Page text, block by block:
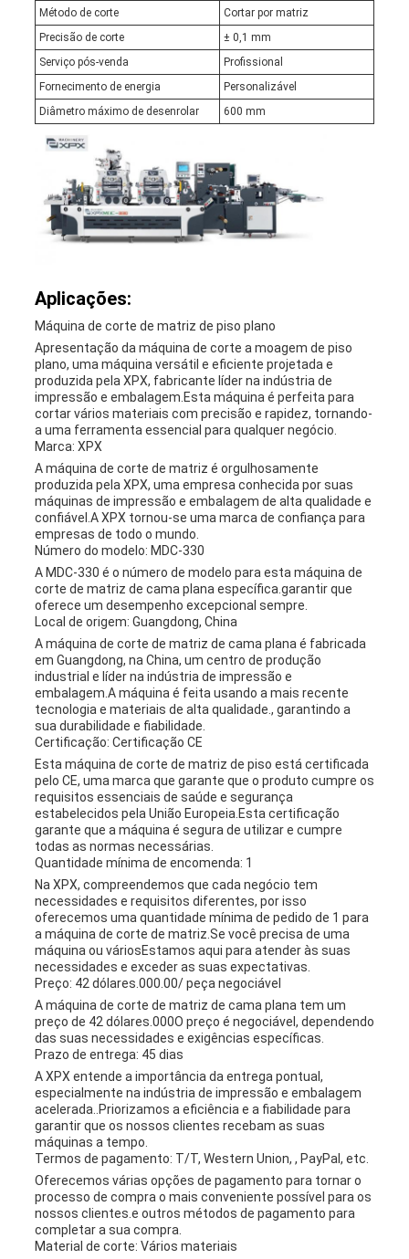
Método de corte
Cortar por matriz
Precisão de corte
± 0,1 mm
Serviço pós-venda
Profissional
Fornecimento de energia
Personalizável
Diâmetro máximo de desenrolar
600 mm
Aplicações:
Máquina de corte de matriz de piso plano
Apresentação da máquina de corte a moagem de piso
plano, uma máquina versátil e eficiente projetada e
produzida pela XPX, fabricante líder na indústria de
impressão e embalagem.Esta máquina é perfeita para
cortar vários materiais com precisão e rapidez, tornando-
a uma ferramenta essencial para qualquer negócio.
Marca: XPX
A máquina de corte de matriz é orgulhosamente
produzida pela XPX, uma empresa conhecida por suas
máquinas de impressão e embalagem de alta qualidade e
confiável.A XPX tornou-se uma marca de confiança para
empresas de todo o mundo.
Número do modelo: MDC-330
A MDC-330 é o número de modelo para esta máquina de
corte de matriz de cama plana específica.garantir que
oferece um desempenho excepcional sempre.
Local de origem: Guangdong, China
A máquina de corte de matriz de cama plana é fabricada
em Guangdong, na China, um centro de produção
industrial e líder na indústria de impressão e
embalagem.A máquina é feita usando a mais recente
tecnologia e materiais de alta qualidade., garantindo a
sua durabilidade e fiabilidade.
Certificação: Certificação CE
Esta máquina de corte de matriz de piso está certificada
pelo CE, uma marca que garante que o produto cumpre os
requisitos essenciais de saúde e segurança
estabelecidos pela União Europeia.Esta certificação
garante que a máquina é segura de utilizar e cumpre
todas as normas necessárias.
Quantidade mínima de encomenda: 1
Na XPX, compreendemos que cada negócio tem
necessidades e requisitos diferentes, por isso
oferecemos uma quantidade mínima de pedido de 1 para
a máquina de corte de matriz.Se você precisa de uma
máquina ou váriosEstamos aqui para atender às suas
necessidades e exceder as suas expectativas.
Preço: 42 dólares.000.00/ peça negociável
A máquina de corte de matriz de cama plana tem um
preço de 42 dólares.000O preço é negociável, dependendo
das suas necessidades e exigências específicas.
Prazo de entrega: 45 dias
A XPX entende a importância da entrega pontual,
especialmente na indústria de impressão e embalagem
acelerada..Priorizamos a eficiência e a fiabilidade para
garantir que os nossos clientes recebam as suas
máquinas a tempo.
Termos de pagamento: T/T, Western Union, , PayPal, etc.
Oferecemos várias opções de pagamento para tornar o
processo de compra o mais conveniente possível para os
nossos clientes.e outros métodos de pagamento para
completar a sua compra.
Material de corte: Vários materiais